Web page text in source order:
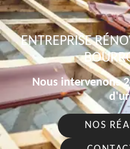
ENTREPRISE
Nous intervenons
NOS